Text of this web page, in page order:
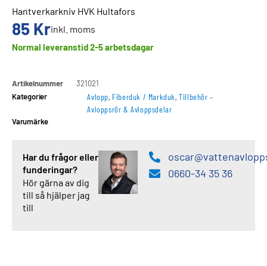
Hantverkarkniv HVK Hultafors
85 Krinkl. moms
Normal leveranstid 2-5 arbetsdagar
Artikelnummer
321021
Kategorier
Avlopp, Fiberduk / Markduk,Tillbehör –
Avloppsrör & Avloppsdelar
Varumärke
Har du frågor eller
funderingar?
Hör gärna av dig
till så hjälper jag
till
0660-34 35 36